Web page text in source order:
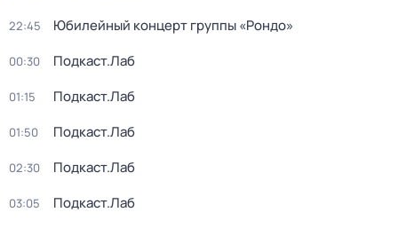
22:45 Юбилейный концерт группы «Рондо»
00:30 Подкаст.Лаб
01:15 Подкаст.Лаб
01:50 Подкаст.Лаб
02:30 Подкаст.Лаб
03:05 Подкаст.Лаб